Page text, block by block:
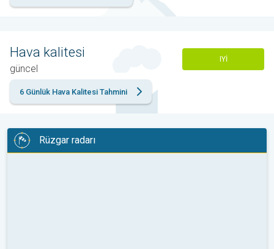
Hava kalitesi
güncel
IYI
6 Günlük Hava Kalitesi Tahmini
Rüzgar radarı